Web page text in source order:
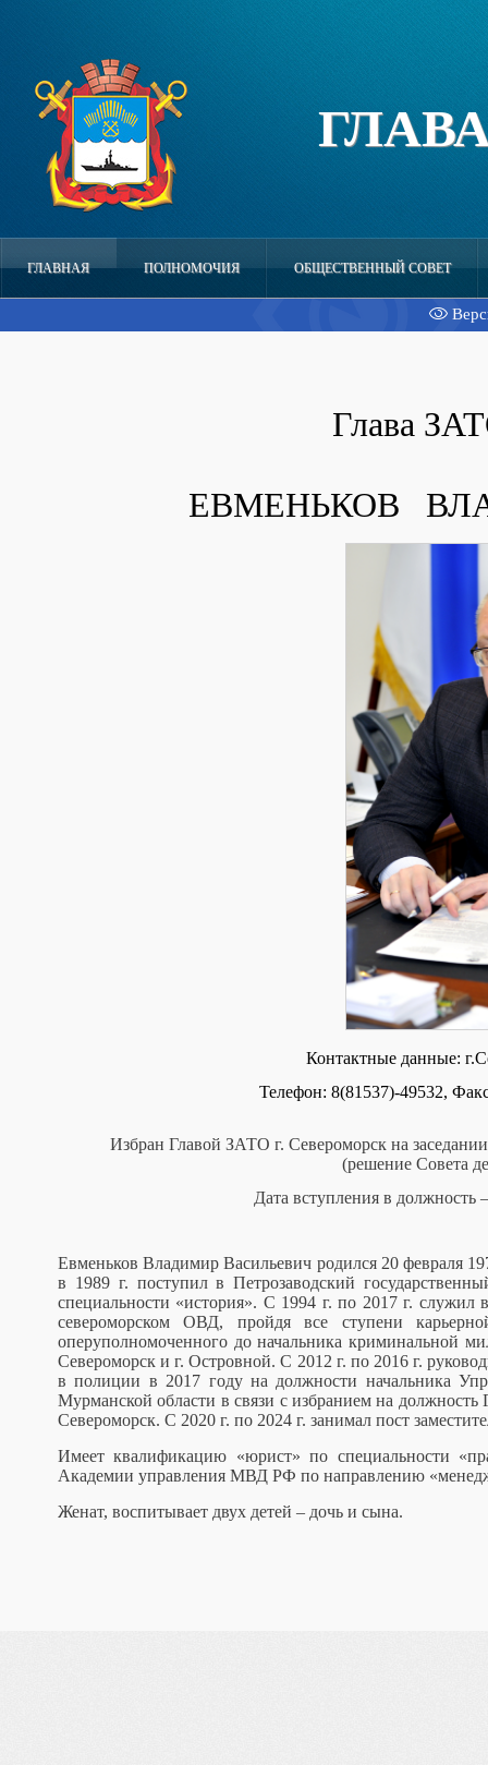
ГЛАВНАЯ ПОЛНОМОЧИЯ ОБЩЕСТВЕННЫЙ CОВЕТ
ОТЧЕТЫ ГЛАВЫ НОРМАТИВНО-ПРАВОВАЯ БАЗА
Глава
ЕВМЕНЬКОВ
Контактные данные:
Телефон: 8(81537)-49532,
Избран Главой ЗАТО г. Североморск на
(решение Совета
Дата вступления в должность
Евменьков Владимир Васильевич родился 20 февраля
в 1989 г. поступил в Петрозаводский
специальности «история». С 1994 г. по 2017 г.
североморском ОВД, пройдя все ступени
оперуполномоченного до начальника криминальной
Североморск и г. Островной. С 2012 г. по 2016 г.
в полиции в 2017 году на должности начальника
Мурманской области в связи с избранием на
Североморск. С 2020 г. по 2024 г. занимал пост
Имеет квалификацию «юрист» по специальности
Академии управления МВД РФ по направлению
Женат, воспитывает двух детей – дочь и сына.